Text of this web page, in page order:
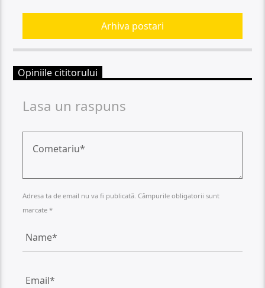
Arhiva postari
Opiniile cititorului
Lasa un raspuns
Adresa ta de email nu va fi publicată. Câmpurile obligatorii sunt
marcate *